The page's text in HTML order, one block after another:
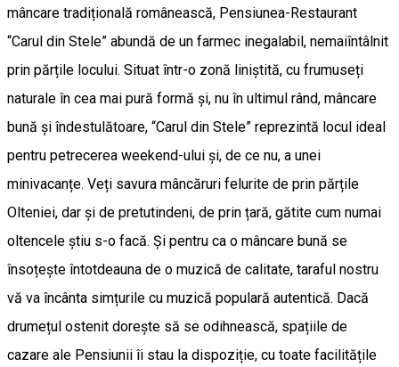
mâncare tradițională românească, Pensiunea-Restaurant
“Carul din Stele” abundă de un farmec inegalabil, nemaiîntâlnit
prin părțile locului. Situat într-o zonă liniștită, cu frumuseți
naturale în cea mai pură formă și, nu în ultimul rând, mâncare
bună și îndestulătoare, “Carul din Stele” reprezintă locul ideal
pentru petrecerea weekend-ului și, de ce nu, a unei
minivacanțe. Veți savura mâncăruri felurite de prin părțile
Olteniei, dar și de pretutindeni, de prin țară, gătite cum numai
oltencele știu s-o facă. Și pentru ca o mâncare bună se
însoțește întotdeauna de o muzică de calitate, taraful nostru
vă va încânta simțurile cu muzică populară autentică. Dacă
drumețul ostenit dorește să se odihnească, spațiile de
cazare ale Pensiunii îi stau la dispoziție, cu toate facilitățile